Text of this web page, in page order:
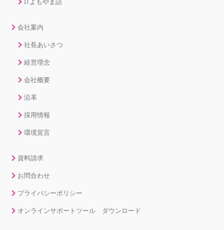
会社案内
社長あいさつ
経営理念
会社概要
沿革
採用情報
環境宣言
資料請求
お問合わせ
プライバシーポリシー
オンラインサポートツール ダウンロード